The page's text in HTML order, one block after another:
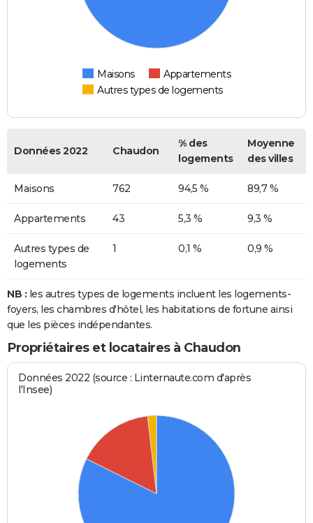
Maisons
Appartements
Autres types de logements
Données 2022 Chaudon
% des
logements
Moyenne
des villes
Maisons 762 94,5 % 89,7 %
Appartements 43 5,3 % 9,3 %
Autres types de
logements
1 0,1 % 0,9 %
NB : les autres types de logements incluent les logements-
foyers, les chambres d'hôtel, les habitations de fortune ainsi
que les pièces indépendantes.
Propriétaires et locataires à Chaudon
Données 2022 (source : Linternaute.com d'après
l'Insee)